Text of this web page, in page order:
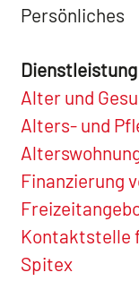
Persönliches
Dienstleistung
Alter und
Alters- und
Finanzierung
Kontaktstelle
Spitex